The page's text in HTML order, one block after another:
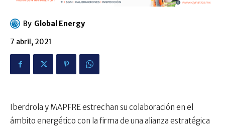
By Global Energy
7 abril, 2021
Iberdrola y MAPFRE estrechan su colaboración en el
ámbito energético con la firma de una alianza estratégica